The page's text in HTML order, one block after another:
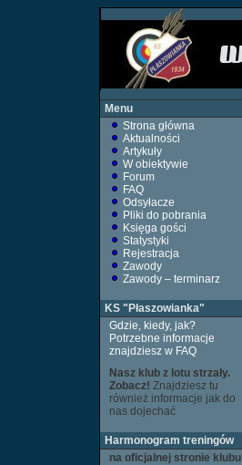
Menu
Strona główna
Aktualności
Artykuły
W obiektywie
Forum
FAQ
Odsyłacze
Pliki do pobrania
Księga gości
Statystyki
Rejestracja
Zawody
Zawody – terminarz
KS "Płaszowianka"
Gdzie, kiedy, jak?
Potrzebne informacje
znajdziesz w FAQ
Nasz klub z lotu strzały.
Zobacz! Znajdziesz tu
również informacje jak do
nas dojechać
Harmonogram treningów
na oficjalnej stronie klubu